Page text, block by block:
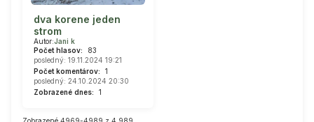
dva korene jeden
strom
Autor:Jani k
Počet hlasov:
83
posledný: 19.11.2024 19:21
Počet komentárov:
1
posledný: 24.10.2024 20:30
Zobrazené dnes:
1